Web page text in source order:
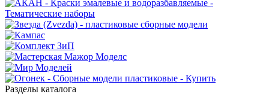
Разделы каталога